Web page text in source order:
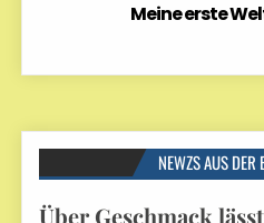
Meine erste
NEWZS AUS DER
Über Geschmack